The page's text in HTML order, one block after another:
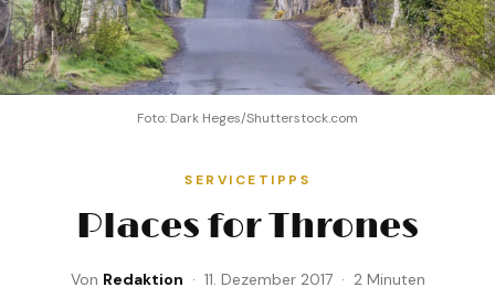
Foto: Dark Heges/Shutterstock.com
SERVICETIPPS
Places for Thrones
Von Redaktion · 11. Dezember 2017 · 2 Minuten